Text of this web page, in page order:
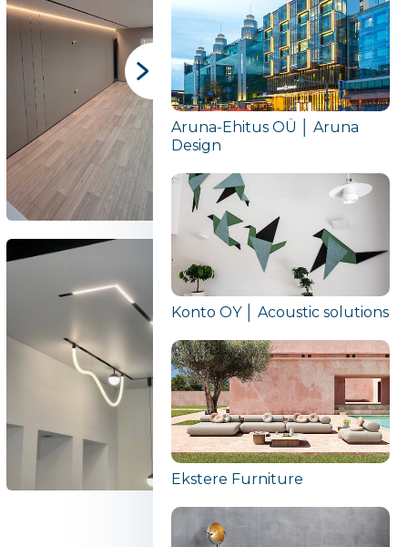
Aruna-Ehitus OÜ │ Aruna
Design
Konto OY │ Acoustic solutions
Ekstere Furniture